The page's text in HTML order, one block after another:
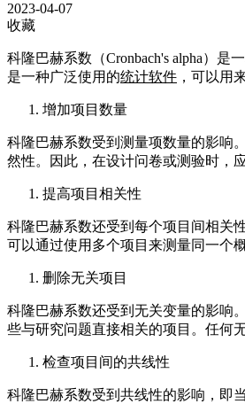
2023-04-07
收藏
科隆巴赫系数（Cronbach's alpha）
是一种广泛使用的统计软件 ，可以用
增加项目数量
科隆巴赫系数受到测量项数量的影响
然性。因此，在设计问卷或测验时，
提高项目相关性
科隆巴赫系数还受到每个项目间相关
可以通过使用多个项目来测量同一个
删除无关项目
科隆巴赫系数还受到无关变量的影响
些与研究问题直接相关的项目。任何
检查项目间的共线性
科隆巴赫系数受到共线性的影响，即